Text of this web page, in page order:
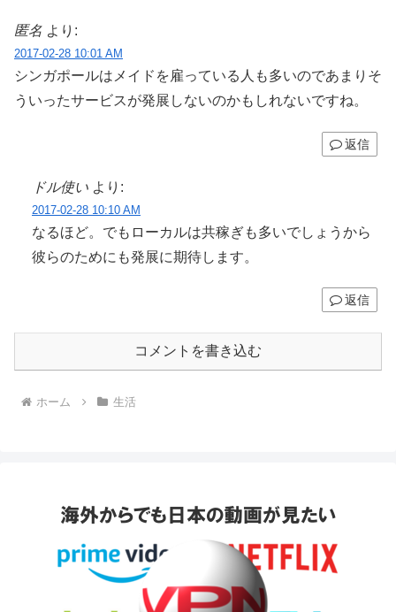
匿名 より:
2017-02-28 10:01 AM
シンガポールはメイドを雇っている人も多いのであまりそ
ういったサービスが発展しないのかもしれないですね。
返信
ドル使い より:
2017-02-28 10:10 AM
なるほど。でもローカルは共稼ぎも多いでしょうから
彼らのためにも発展に期待します。
返信
コメントを書き込む
ホーム 生活